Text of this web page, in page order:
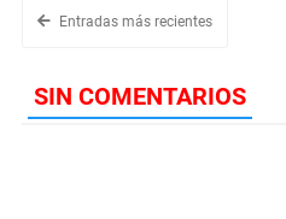
Entradas más recientes
SIN COMENTARIOS